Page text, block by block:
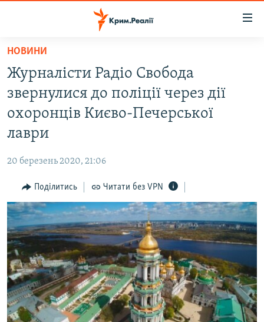
Перейти
основного
матеріалу
Перейти
до
основної
Перейти
пошуку
ВОДА.КРИМ
ВІДЕО ТА ФОТО
ПОГЛЯД
ІНТЕРВ'Ю
ВСЕ ЗА ДЕНЬ
СПЕЦПРОЕКТИ
ДЕПОРТАЦІЯ
ВІДЕОУРОКИ «ELIFBE»
СВІДЧЕННЯ ОКУПАЦІЇ
УКРАЇНСЬКА ПРОБЛЕМА КРИМУ
ЯК ОБІЙТИ БЛОКУВАННЯ
Русский
Qırımtatar
НОВИНИ
Журналісти Радіо Свобода
звернулися до поліції через дії
охоронців Києво-Печерської
лаври
20 березень 2020, 21:06
Поділитись Читати без VPN